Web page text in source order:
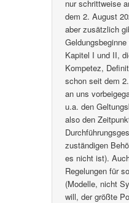
nur schrittweise
dem 2. August
aber zusätzlich
Kapitel I und II,
Kompetez,
schon seit dem
an uns
u.a. den
also den
zuständigen
es nicht ist).
Regelungen für
(Modelle, nicht
will, der größte